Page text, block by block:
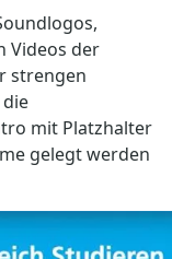
Videos der
strengen
mit Platzhalter
gelegt werden